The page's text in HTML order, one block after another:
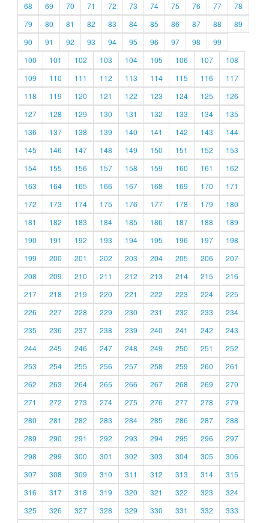
68
69 70 71 72 73 74 75 76 77
78
79
80 81 82 83 84 85 86 87 88
89
90
91 92 93 94 95 96 97 98
99
100
101 102 103 104 105 106 107
108
109
110 111 112 113 114 115 116
117
118
119 120 121 122 123 124 125
126
127
128 129 130 131 132 133 134
135
136
137 138 139 140 141 142 143
144
145
146 147 148 149 150 151 152
153
154
155 156 157 158 159 160 161
162
163
164 165 166 167 168 169 170
171
172
173 174 175 176 177 178 179
180
181
182 183 184 185 186 187 188
189
190
191 192 193 194 195 196 197
198
199
200 201 202 203 204 205 206
207
208
209 210 211 212 213 214 215
216
217
218 219 220 221 222 223 224
225
226
227 228 229 230 231 232 233
234
235
236 237 238 239 240 241 242
243
244
245 246 247 248 249 250 251
252
253
254 255 256 257 258 259 260
261
262
263 264 265 266 267 268 269
270
271
272 273 274 275 276 277 278
279
280
281 282 283 284 285 286 287
288
289
290 291 292 293 294 295 296
297
298
299 300 301 302 303 304 305
306
307
308 309 310 311 312 313 314
315
316
317 318 319 320 321 322 323
324
325
326 327 328 329 330 331 332 333